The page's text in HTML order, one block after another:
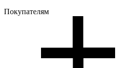
Покупателям